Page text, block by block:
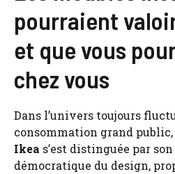
pourraient
et que vous
chez vous
Dans l’univers toujours
consommation grand
Ikea s’est distinguée par
démocratique du design,